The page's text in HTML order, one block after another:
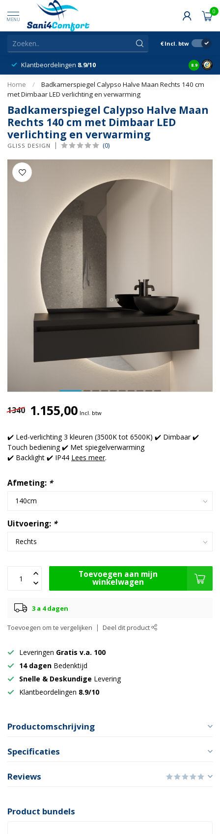
MENU
0
€ Incl. btw
Klantbeordelingen 8.9/10 8.9
Home /
Badkamerspiegel Calypso Halve Maan Rechts 140 cm
met Dimbaar LED verlichting en verwarming
Badkamerspiegel Calypso Halve Maan
Rechts 140 cm met Dimbaar LED
verlichting en verwarming
GLISS DESIGN (0)
1340 1.155,00 Incl. btw
✔️ Led-verlichting 3 kleuren (3500K tot 6500K) ✔️ Dimbaar ✔️
Touch bediening ✔️ Met spiegelverwarming
✔️ Backlight ✔️ IP44 Lees meer.
Afmeting: *
Uitvoering: *
Toevoegen aan mijn
winkelwagen
3 a 4 dagen
Toevoegen om te vergelijken Deel dit product
Leveringen Gratis v.a. 100
14 dagen Bedenktijd
Snelle & Deskundige Levering
Klantbeordelingen 8.9/10
Productomschrijving
Specificaties
Reviews
Product bundels